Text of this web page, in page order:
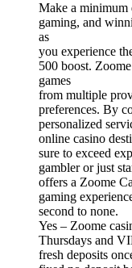
Make a minimum
gaming, and
as
you experience
500 boost.
games
from multiple
preferences. By
personalized
online casino
sure to exceed
gambler or just
offers a Zoome
gaming
second to none.
Yes – Zoome
Thursdays and
fresh deposits